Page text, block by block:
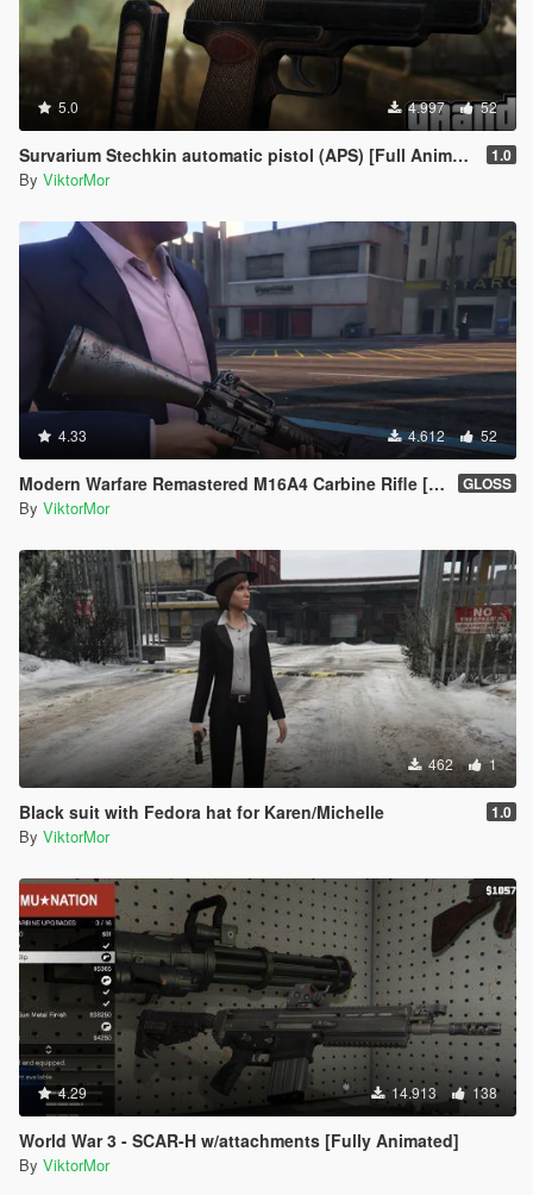
5.0 4.997 52
Survarium Stechkin automatic pistol (APS) [Full Animated] 1.0
By ViktorMor
4.33 4.612 52
Modern Warfare Remastered M16A4 Carbine Rifle [2K l Full Animated] GLOSS
By ViktorMor
462 1
Black suit with Fedora hat for Karen/Michelle 1.0
By ViktorMor
4.29 14.913 138
World War 3 - SCAR-H w/attachments [Fully Animated]
By ViktorMor